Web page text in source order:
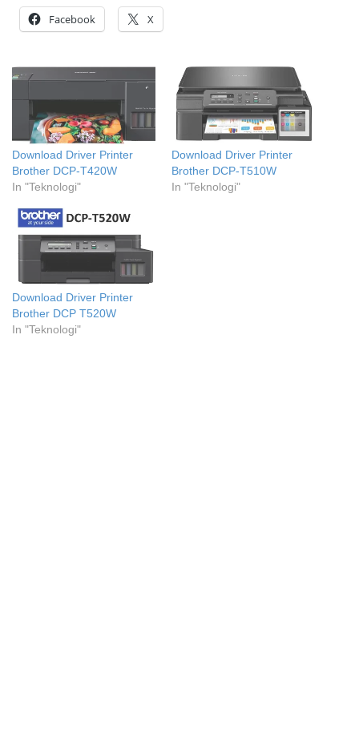
Facebook X
Download Driver Printer
Brother DCP-T420W
In "Teknologi"
Download Driver Printer
Brother DCP-T510W
In "Teknologi"
Download Driver Printer
Brother DCP T520W
In "Teknologi"